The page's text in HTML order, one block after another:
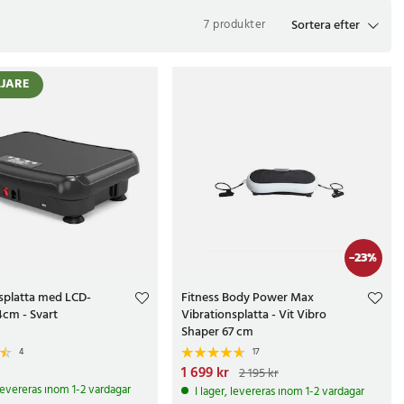
och får musklerna att slappna av. Träning med
Ju mer muskler, desto större genomsnittlig kaloriförbrukning.
resultat.
får du prisgaranti, leverans inom 2-3 dagar, 365 dagars
7 produkter Sortera efter
med LCD-
- Svart
4
inom 1-2 vardagar
-23%
Fitness Body Power Max
Vibrationsplatta - Vit Vibro
Shaper 67 cm
17
Nuvarande pris:1 699 kr
2 195 kr
1 699 kr 2 195 kr
I lager, levereras inom 1-2 vardagar